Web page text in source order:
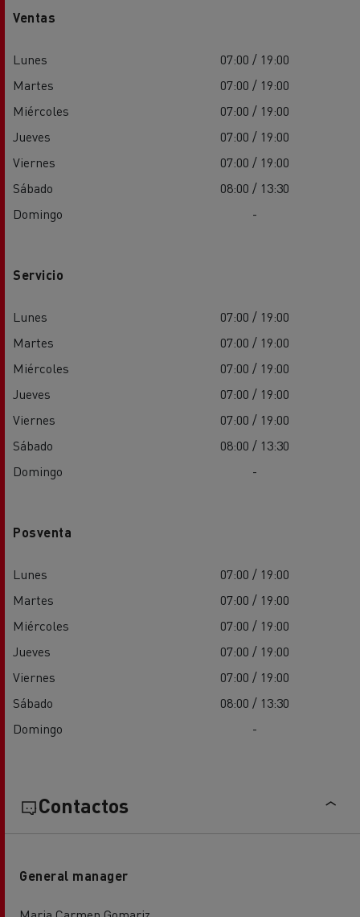
Ventas
Lunes
07:00 / 19:00
Martes
07:00 / 19:00
Miércoles
07:00 / 19:00
Jueves
07:00 / 19:00
Viernes
07:00 / 19:00
Sábado
08:00 / 13:30
Domingo
-
Servicio
Lunes
07:00 / 19:00
Martes
07:00 / 19:00
Miércoles
07:00 / 19:00
Jueves
07:00 / 19:00
Viernes
07:00 / 19:00
Sábado
08:00 / 13:30
Domingo
-
Posventa
Lunes
07:00 / 19:00
Martes
07:00 / 19:00
Miércoles
07:00 / 19:00
Jueves
07:00 / 19:00
Viernes
07:00 / 19:00
Sábado
08:00 / 13:30
Domingo
-
Contactos
General manager